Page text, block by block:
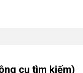
cụ tìm kiếm)